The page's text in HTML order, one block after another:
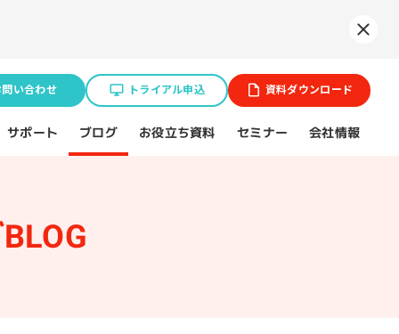
問い合わせ トライアル申込 資料ダウンロード
ン
サポート ブログ お役立ち資料 セミナー 会社情報